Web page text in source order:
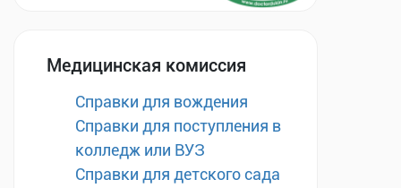
Медицинская комиссия
Справки для вождения
Справки для поступления в
колледж или ВУЗ
Справки для детского сада